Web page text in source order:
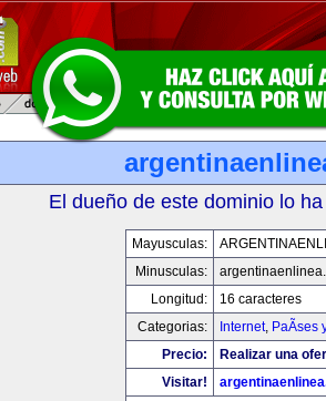
El dueño de este dominio lo
Mayusculas:
Minusculas:
Longitud:
16 caracteres
Categorias:
Internet, PaÃ­ses
Precio:
Realizar una
Visitar!